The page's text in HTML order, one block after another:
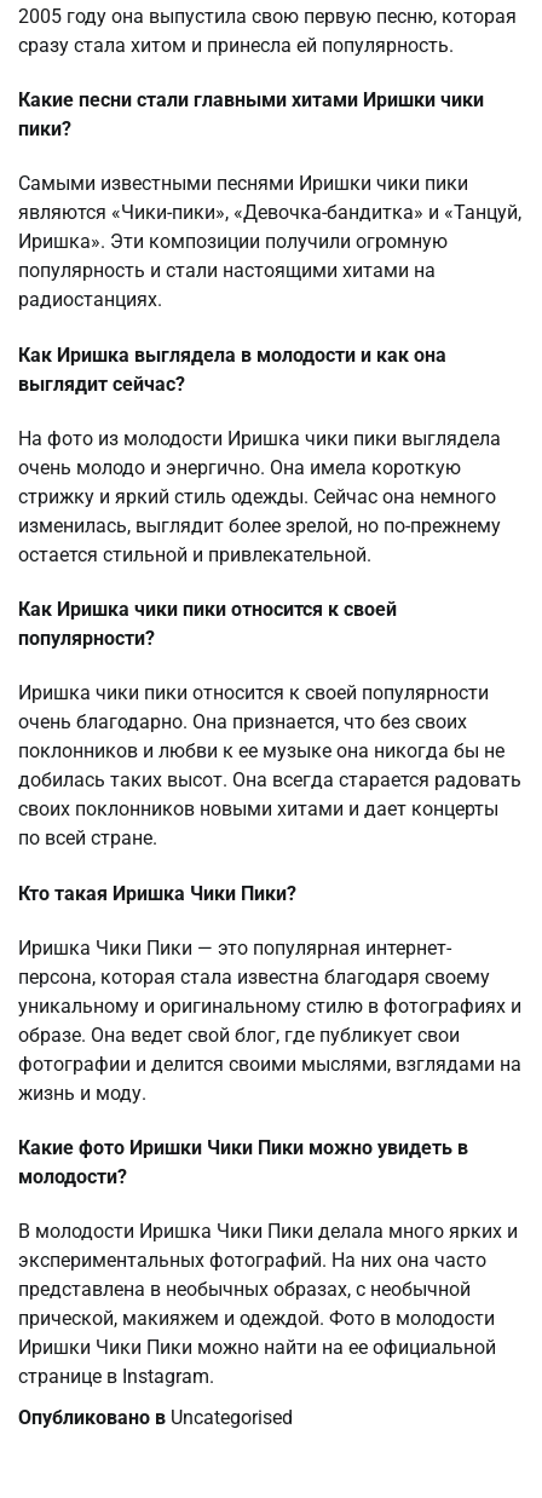
2005 году она выпустила свою первую песню, которая
сразу стала хитом и принесла ей популярность.
Какие песни стали главными хитами Иришки чики
пики?
Самыми известными песнями Иришки чики пики
являются «Чики-пики», «Девочка-бандитка» и «Танцуй,
Иришка». Эти композиции получили огромную
популярность и стали настоящими хитами на
радиостанциях.
Как Иришка выглядела в молодости и как она
выглядит сейчас?
На фото из молодости Иришка чики пики выглядела
очень молодо и энергично. Она имела короткую
стрижку и яркий стиль одежды. Сейчас она немного
изменилась, выглядит более зрелой, но по-прежнему
остается стильной и привлекательной.
Как Иришка чики пики относится к своей
популярности?
Иришка чики пики относится к своей популярности
очень благодарно. Она признается, что без своих
поклонников и любви к ее музыке она никогда бы не
добилась таких высот. Она всегда старается радовать
своих поклонников новыми хитами и дает концерты
по всей стране.
Кто такая Иришка Чики Пики?
Иришка Чики Пики — это популярная интернет-
персона, которая стала известна благодаря своему
уникальному и оригинальному стилю в фотографиях и
образе. Она ведет свой блог, где публикует свои
фотографии и делится своими мыслями, взглядами на
жизнь и моду.
Какие фото Иришки Чики Пики можно увидеть в
молодости?
В молодости Иришка Чики Пики делала много ярких и
экспериментальных фотографий. На них она часто
представлена в необычных образах, с необычной
прической, макияжем и одеждой. Фото в молодости
Иришки Чики Пики можно найти на ее официальной
странице в Instagram.
Опубликовано в Uncategorised